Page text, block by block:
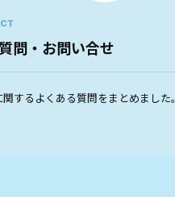
問・お問い合せ
するよくある質問をまとめました。